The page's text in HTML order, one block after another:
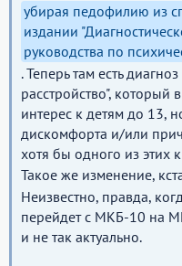
убирая педофилию из
издании
руководства по
. Теперь там есть
расстройство", который
интерес к детям до 13,
дискомфорта и/или
хотя бы одного из этих
Такое же изменение,
Неизвестно, правда,
перейдет с МКБ-10 на
и не так актуально.